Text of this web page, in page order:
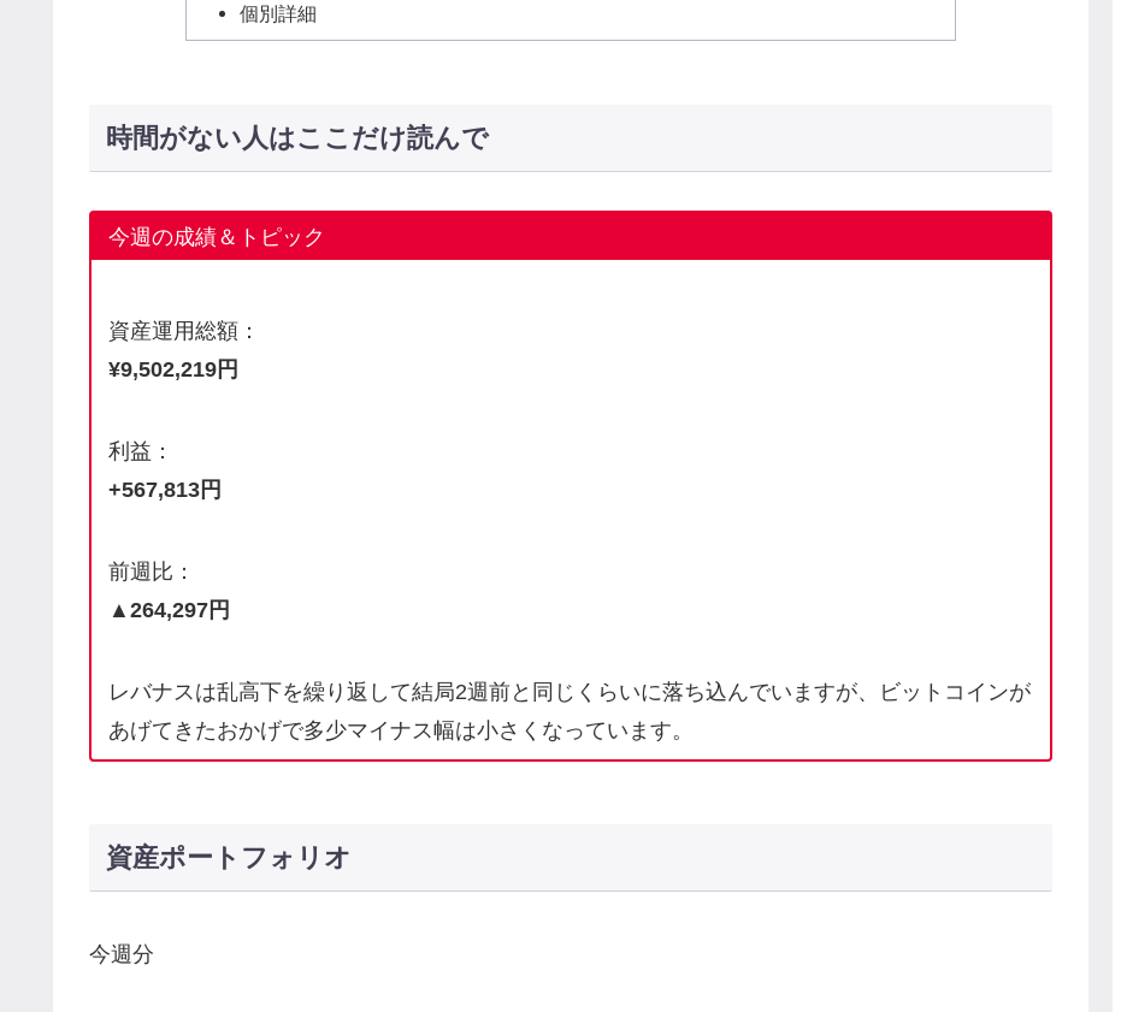
個別詳細
時間がない人はここだけ読んで
今週の成績＆トピック
資産運用総額：
¥9,502,219円
利益：
+567,813円
前週比：
▲264,297円
レバナスは乱高下を繰り返して結局2週前と同じくらいに落ち込んでいますが、ビットコインが
あげてきたおかげで多少マイナス幅は小さくなっています。
資産ポートフォリオ
今週分